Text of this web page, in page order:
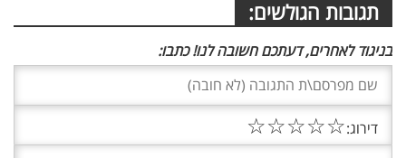
תגובות הגולשים:
בניגוד לאחרים, דעתכם חשובה לנו! כתבו:
דירוג:☆
☆
☆
☆
☆